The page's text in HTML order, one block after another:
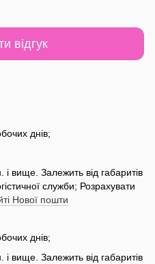
відгук
днів;
і вище. Залежить від габаритів
служби; Розрахувати
Нової пошти
днів;
і вище. Залежить від габаритів